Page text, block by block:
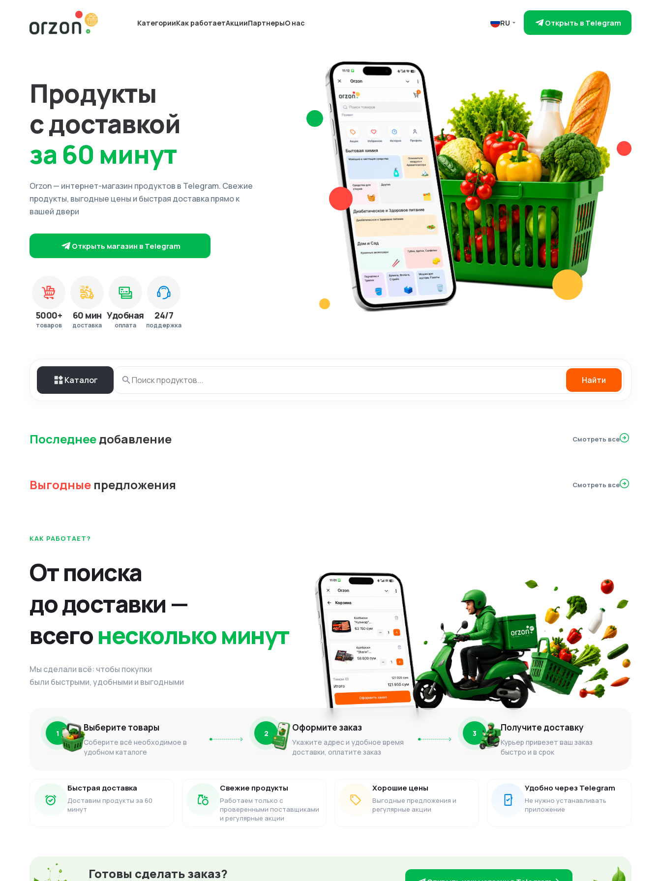
КатегорииКак работаетАкцииПартнерыО нас RU Открыть в Telegram
Продукты
с доставкой
за 60 минут
Orzon — интернет-магазин продуктов в Telegram. Свежие
продукты, выгодные цены и быстрая доставка прямо к
вашей двери
Открыть магазин в Telegram
5000+
товаров
60 мин
доставка
Удобная
оплата
24/7
поддержка
Каталог Найти
Последнеедобавление Смотреть все
Выгодные предложения Смотреть все
КАК РАБОТАЕТ?
От поиска
до доставки —
всегонесколько минут
Мы сделали всё: чтобы покупки
были быстрыми, удобными и выгодными
1 Выберите товары
Соберите всё необходимое в
удобном каталоге
2 Оформите заказ
Укажите адрес и удобное время
доставки, оплатите заказ
3 Получите доставку
Курьер привезет ваш заказ
быстро и в срок
Быстрая доставка
Доставим продукты за 60
минут
Свежие продукты
Работаем только с
проверенными поставщиками
и регулярные акции
Хорошие цены
Выгодные предложения и
регулярные акции
Удобно через Telegram
Не нужно устанавливать
приложение
Готовы сделать заказ?